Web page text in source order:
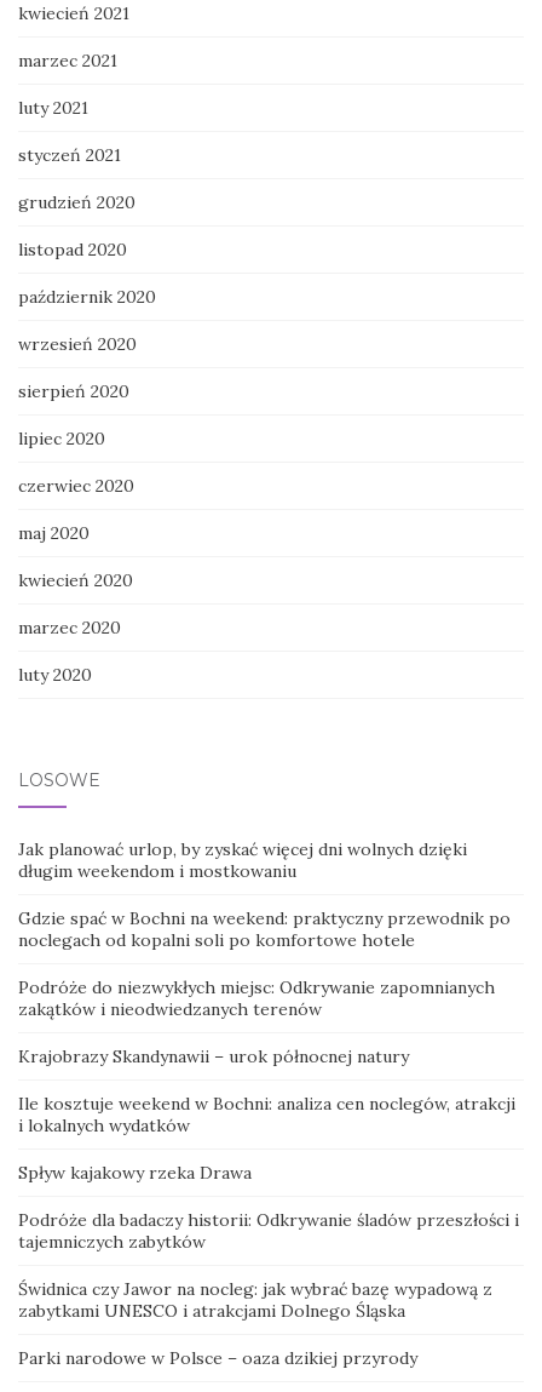
kwiecień 2021
marzec 2021
luty 2021
styczeń 2021
grudzień 2020
listopad 2020
październik 2020
wrzesień 2020
sierpień 2020
lipiec 2020
czerwiec 2020
maj 2020
kwiecień 2020
marzec 2020
luty 2020
LOSOWE
Jak planować urlop, by zyskać więcej dni wolnych dzięki
długim weekendom i mostkowaniu
Gdzie spać w Bochni na weekend: praktyczny przewodnik po
noclegach od kopalni soli po komfortowe hotele
Podróże do niezwykłych miejsc: Odkrywanie zapomnianych
zakątków i nieodwiedzanych terenów
Krajobrazy Skandynawii – urok północnej natury
Ile kosztuje weekend w Bochni: analiza cen noclegów, atrakcji
i lokalnych wydatków
Spływ kajakowy rzeka Drawa
Podróże dla badaczy historii: Odkrywanie śladów przeszłości i
tajemniczych zabytków
Świdnica czy Jawor na nocleg: jak wybrać bazę wypadową z
zabytkami UNESCO i atrakcjami Dolnego Śląska
Parki narodowe w Polsce – oaza dzikiej przyrody